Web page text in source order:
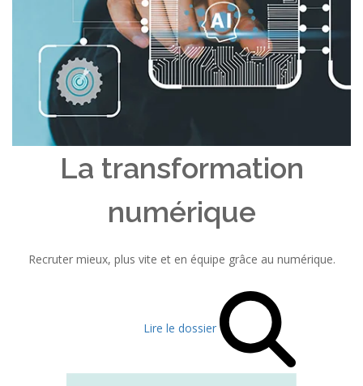
La transformation
numérique
Recruter mieux, plus vite et en équipe grâce au numérique.
Lire le dossier